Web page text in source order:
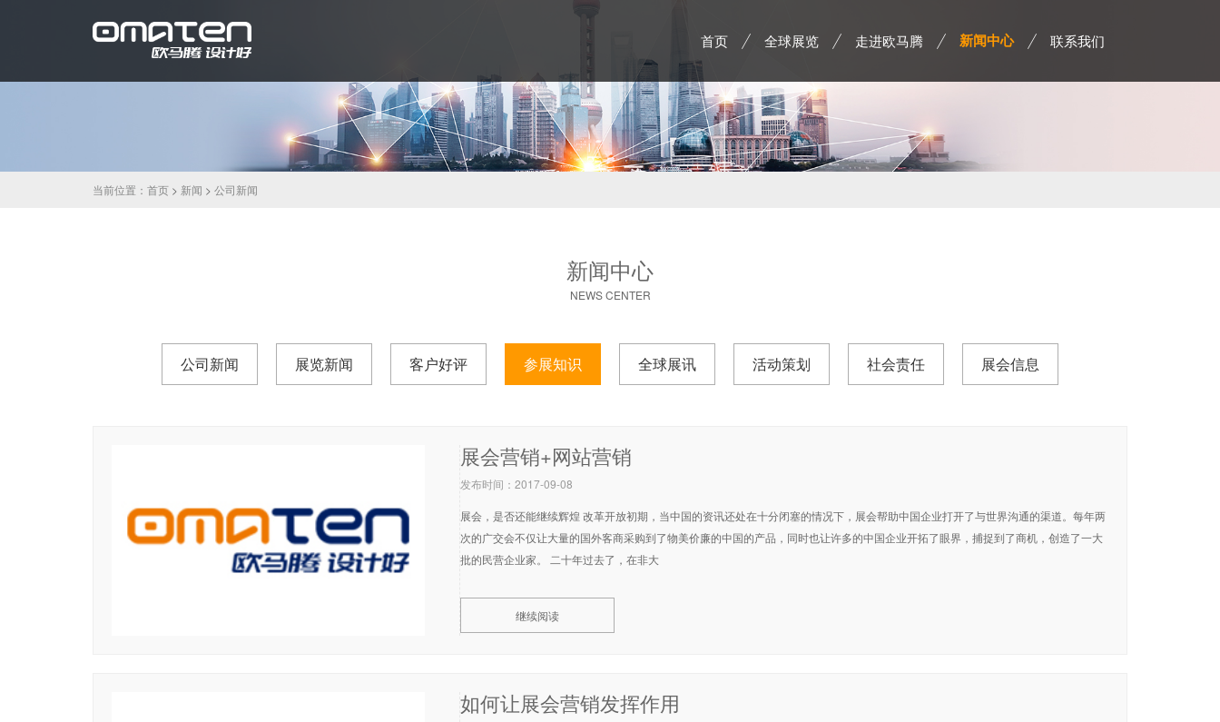
首页 全球展览 走进欧马腾 新闻中心 联系我们
当前位置： 首页 > 新闻 > 公司新闻
新闻中心
NEWS CENTER
公司新闻 展览新闻 客户好评 参展知识 全球展讯 活动策划 社会责任 展会信息
展会营销+网站营销
发布时间：2017-09-08
展会，是否还能继续辉煌 改革开放初期，当中国的资讯还处在十分闭塞的情况下，展会帮助中国企业打开了与世界沟通的渠道。每年两
次的广交会不仅让大量的国外客商采购到了物美价廉的中国的产品，同时也让许多的中国企业开拓了眼界，捕捉到了商机，创造了一大
批的民营企业家。 二十年过去了，在非大
继续阅读
如何让展会营销发挥作用